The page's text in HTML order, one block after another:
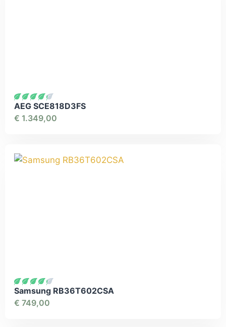
AEG SCE818D3FS
€ 1.349,00
Samsung RB36T602CSA
€ 749,00